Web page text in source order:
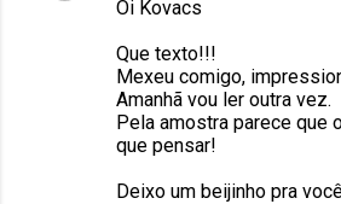
Oi Kovacs
Que texto!!!
Mexeu comigo,
Amanhã vou ler outra vez.
Pela amostra parece que
que pensar!
Deixo um beijinho pra